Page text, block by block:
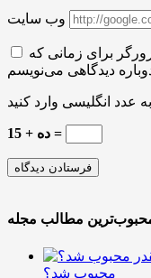
وب سایت
برای زمانی که
ده + 15 =
محبوب شد؟